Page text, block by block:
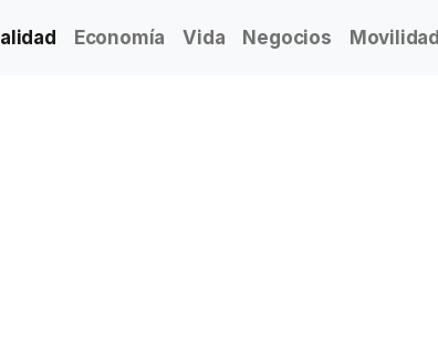
Economía Vida Negocios Movilidad